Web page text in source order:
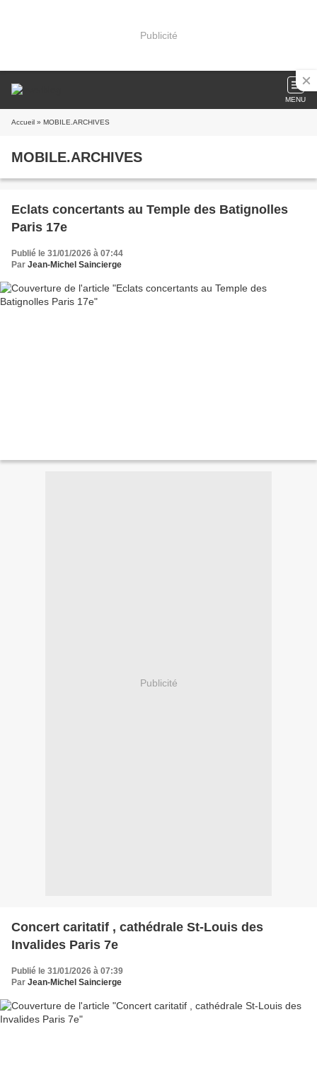
Publicité
MENU
Accueil » MOBILE.ARCHIVES
MOBILE.ARCHIVES
Eclats concertants au Temple des Batignolles
Paris 17e
Publié le 31/01/2026 à 07:44
Par Jean-Michel Saincierge
Publicité
Concert caritatif , cathédrale St-Louis des
Invalides Paris 7e
Publié le 31/01/2026 à 07:39
Par Jean-Michel Saincierge